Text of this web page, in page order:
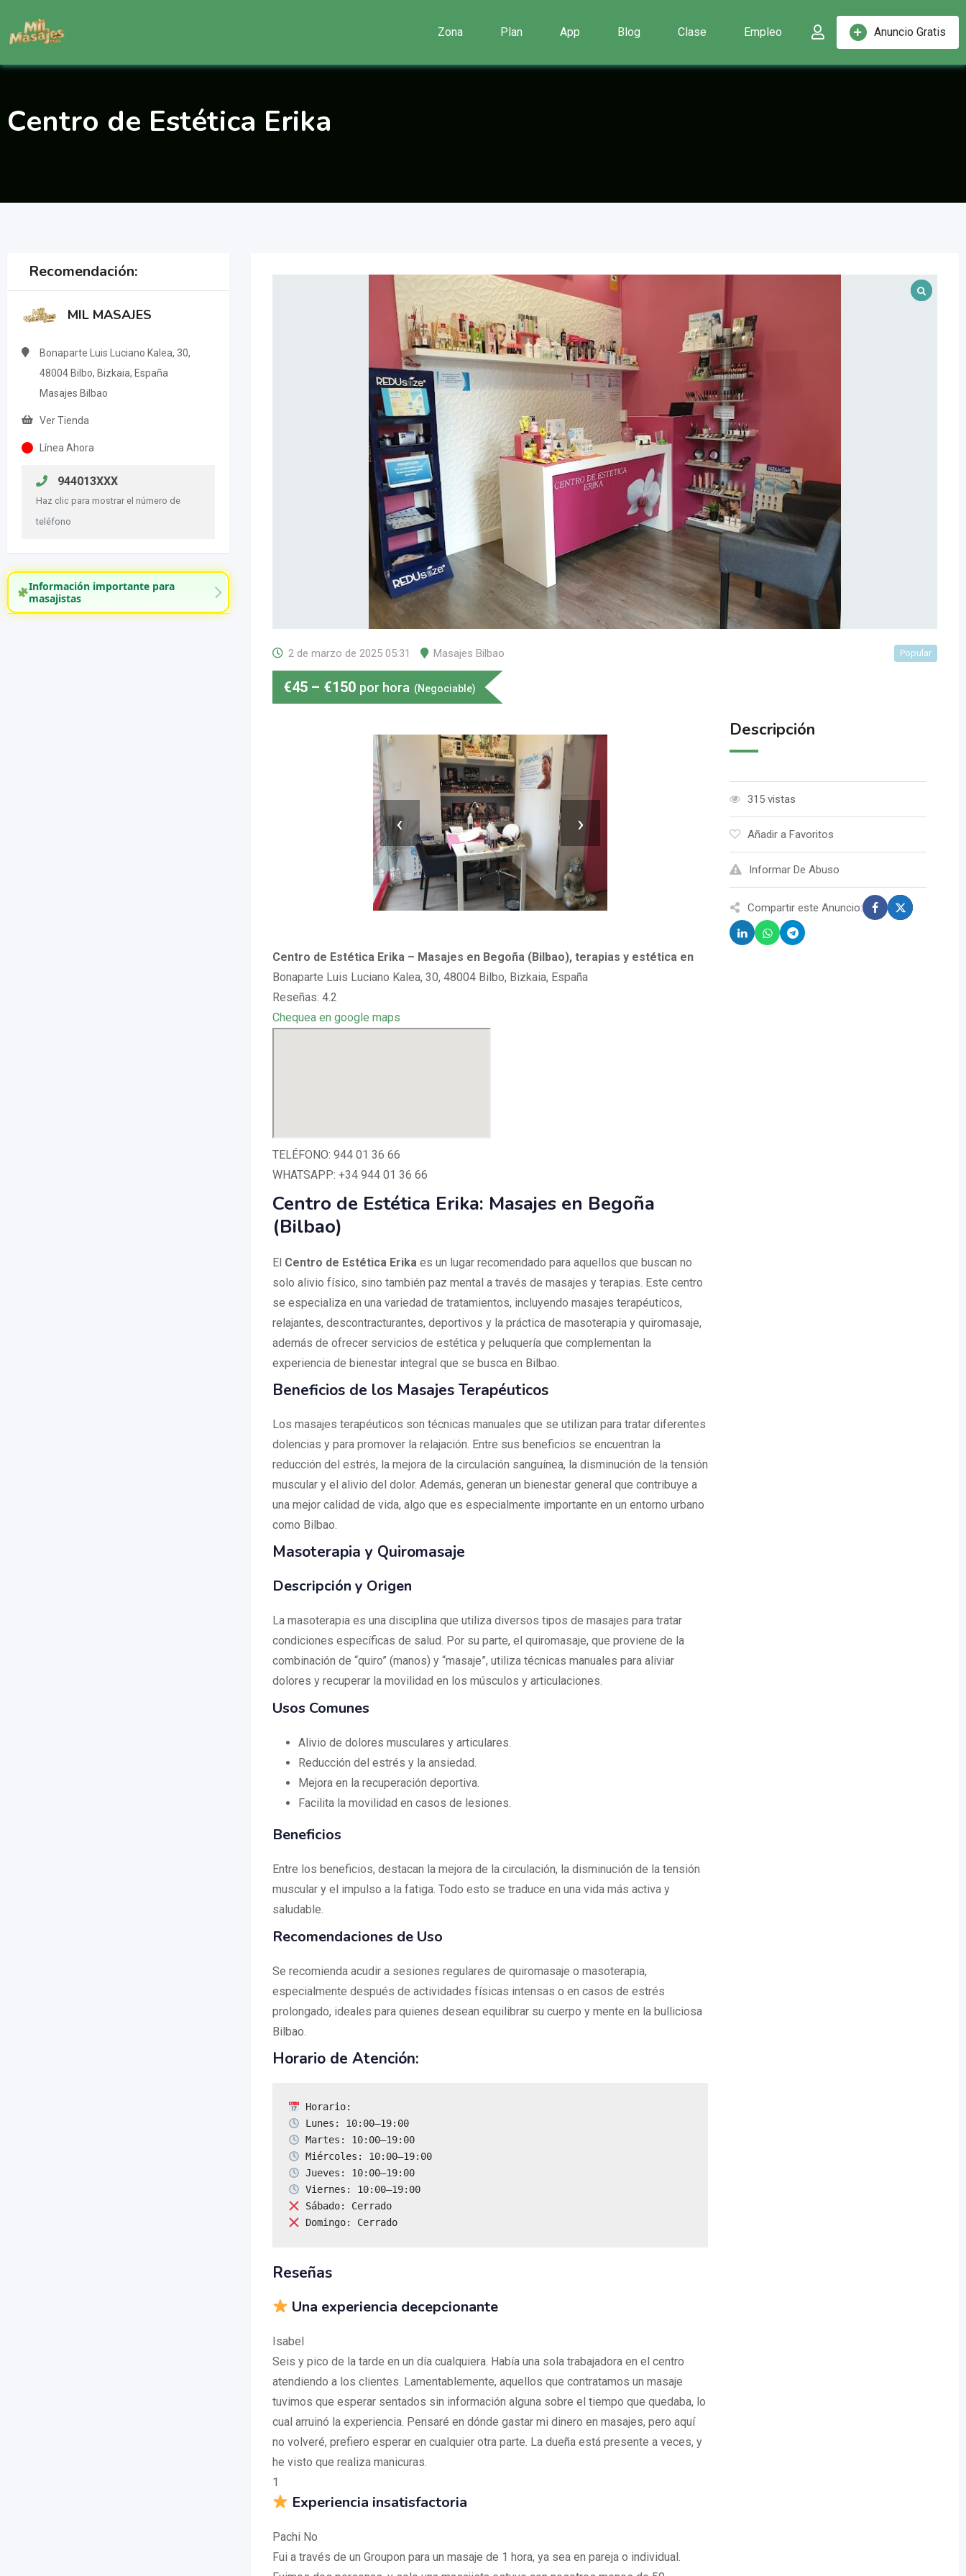
contenido
Anuncio Gratis
Zona Plan App Blog Clase Empleo
Centro de Estética Erika
Recomendación:
MIL MASAJES
Bonaparte Luis Luciano Kalea, 30,
48004 Bilbo, Bizkaia, España
Masajes Bilbao
Ver Tienda
Línea Ahora
944013XXX
Haz clic para mostrar el número de
teléfono
Información importante para
masajistas
2 de marzo de 2025 05:31 Masajes Bilbao Popular
€45 – €150 por hora (Negociable)
‹ ›
Centro de Estética Erika – Masajes en Begoña (Bilbao), terapias y estética en
Bonaparte Luis Luciano Kalea, 30, 48004 Bilbo, Bizkaia, España
Reseñas: 4.2
Chequea en google maps
TELÉFONO: 944 01 36 66
WHATSAPP: +34 944 01 36 66
Centro de Estética Erika: Masajes en Begoña
(Bilbao)
El Centro de Estética Erikaes un lugar recomendado para aquellos que buscan no
solo alivio físico, sino también paz mental a través de masajes y terapias. Este centro
se especializa en una variedad de tratamientos, incluyendo masajes terapéuticos,
relajantes, descontracturantes, deportivos y la práctica de masoterapia y quiromasaje,
además de ofrecer servicios de estética y peluquería que complementan la
experiencia de bienestar integral que se busca en Bilbao.
Beneficios de los Masajes Terapéuticos
Los masajes terapéuticos son técnicas manuales que se utilizan para tratar diferentes
dolencias y para promover la relajación. Entre sus beneficios se encuentran la
reducción del estrés, la mejora de la circulación sanguínea, la disminución de la tensión
muscular y el alivio del dolor. Además, generan un bienestar general que contribuye a
una mejor calidad de vida, algo que es especialmente importante en un entorno urbano
como Bilbao.
Masoterapia y Quiromasaje
Descripción y Origen
La masoterapia es una disciplina que utiliza diversos tipos de masajes para tratar
condiciones específicas de salud. Por su parte, el quiromasaje, que proviene de la
combinación de “quiro” (manos) y “masaje”, utiliza técnicas manuales para aliviar
dolores y recuperar la movilidad en los músculos y articulaciones.
Usos Comunes
Alivio de dolores musculares y articulares.
Reducción del estrés y la ansiedad.
Mejora en la recuperación deportiva.
Facilita la movilidad en casos de lesiones.
Beneficios
Entre los beneficios, destacan la mejora de la circulación, la disminución de la tensión
muscular y el impulso a la fatiga. Todo esto se traduce en una vida más activa y
saludable.
Recomendaciones de Uso
Se recomienda acudir a sesiones regulares de quiromasaje o masoterapia,
especialmente después de actividades físicas intensas o en casos de estrés
prolongado, ideales para quienes desean equilibrar su cuerpo y mente en la bulliciosa
Bilbao.
Horario de Atención:
Lunes: 10:00–19:00
Martes: 10:00–19:00
Miércoles: 10:00–19:00
Jueves: 10:00–19:00
Viernes: 10:00–19:00
Sábado: Cerrado
Domingo: Cerrado
Reseñas
Una experiencia decepcionante
Isabel
Seis y pico de la tarde en un día cualquiera. Había una sola trabajadora en el centro
atendiendo a los clientes. Lamentablemente, aquellos que contratamos un masaje
tuvimos que esperar sentados sin información alguna sobre el tiempo que quedaba, lo
cual arruinó la experiencia. Pensaré en dónde gastar mi dinero en masajes, pero aquí
no volveré, prefiero esperar en cualquier otra parte. La dueña está presente a veces, y
he visto que realiza manicuras.
1
Experiencia insatisfactoria
Pachi No
Fui a través de un Groupon para un masaje de 1 hora, ya sea en pareja o individual.
Descripción
315 vistas
Añadir a Favoritos
Informar De Abuso
Compartir este Anuncio: